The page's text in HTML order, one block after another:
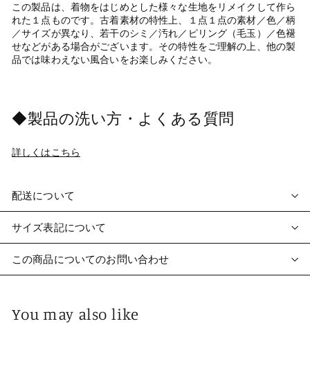
この製品は、着物をはじめとした様々な生地をリメイクして作ら
れた１点ものです。古着素材の特性上、１点１点の素材／色／柄
／サイズが異なり、若干のシミ／汚れ／ピリング（毛玉）／色褪
せなどがある場合がございます。その特性をご理解の上、他の製
品では味わえない風合いをお楽しみください。
◆製品の洗い方・よくある質問
詳しくはこちら
配送について
サイズ表記について
この商品についてのお問い合わせ
You may also like